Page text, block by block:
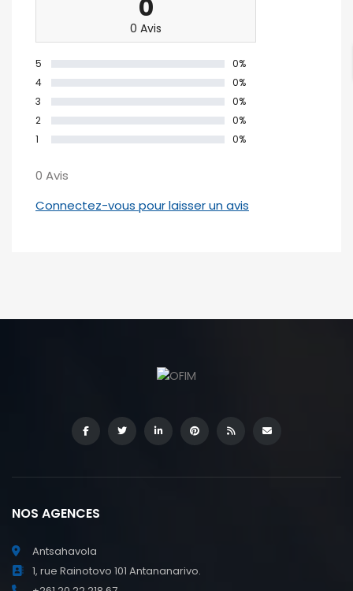
0
0 Avis
5
0%
4
0%
3
0%
2
0%
1
0%
0 Avis
Connectez-vous pour laisser un avis
NOS AGENCES
Antsahavola
1, rue Rainotovo 101 Antananarivo.